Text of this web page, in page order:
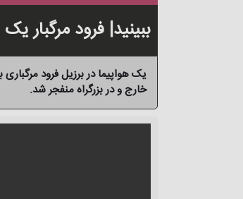
ببینید| فرود مرگبار
خارج و در بزرگراه منفجر شد.